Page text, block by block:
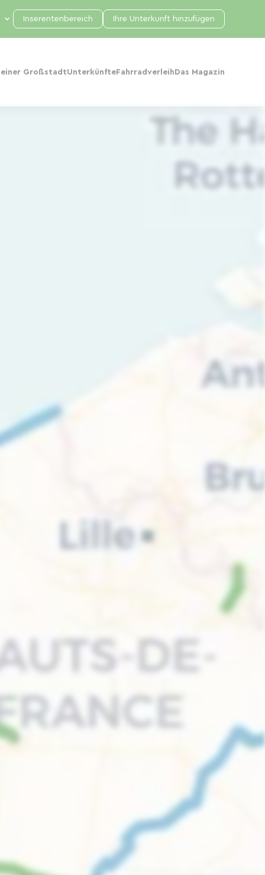
einer GroßstadtUnterkünfte Fahrradverleih Das Magazin
Inserentenbereich Ihre Unterkunft hinzufügen